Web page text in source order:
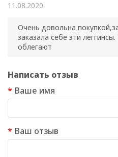
11.08.2020
Очень довольна
заказала себе эти
облегают
Написать отзыв
Ваше имя
Ваш отзыв